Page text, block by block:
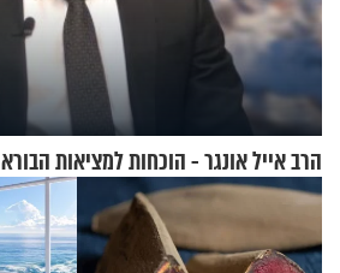
הרב אייל אונגר - הוכחות למציאות הבורא